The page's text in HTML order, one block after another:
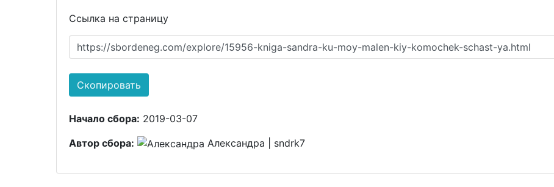
Ссылка на страницу
https://sbordeneg.com/explore/15956-kniga-sandra-ku-moy-malen-kiy-komochek-schast-ya.html
Скопировать
Начало сбора: 2019-03-07
Автор сбора:
Александра | sndrk7